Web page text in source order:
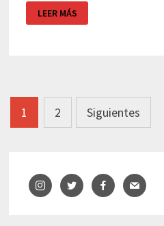
PORCUS
–
CALELLA
LEER MÁS
Navegación
de
1 2 Siguientes